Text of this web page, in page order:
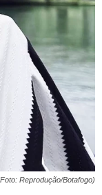
Reprodução/Botafogo)